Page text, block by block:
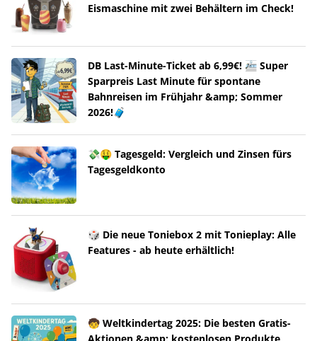
Eismaschine mit zwei Behältern im Check!
DB Last-Minute-Ticket ab 6,99€! 🚈 Super
Sparpreis Last Minute für spontane
Bahnreisen im Frühjahr &amp; Sommer
2026!🧳
💸🤑 Tagesgeld: Vergleich und Zinsen fürs
Tagesgeldkonto
🎲 Die neue Toniebox 2 mit Tonieplay: Alle
Features - ab heute erhältlich!
🧒 Weltkindertag 2025: Die besten Gratis-